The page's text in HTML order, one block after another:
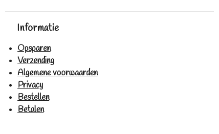
Informatie
Opsparen
Verzending
Algemene voorwaarden
Privacy
Bestellen
Betalen